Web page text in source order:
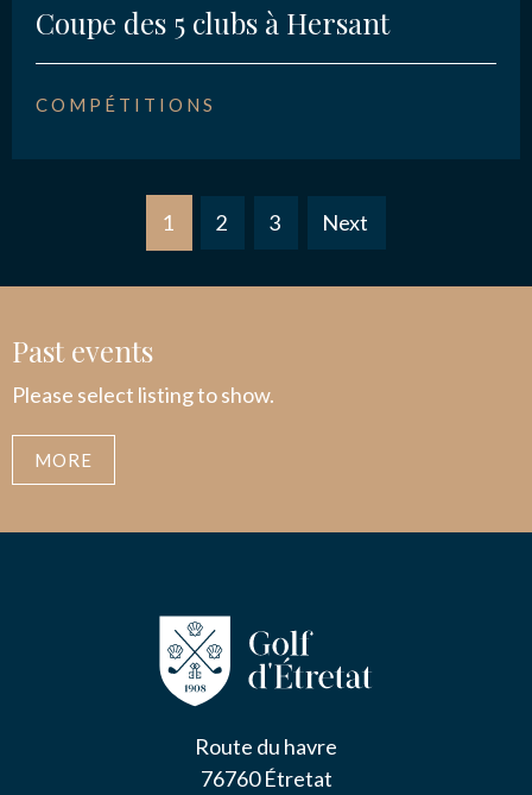
Coupe des 5 clubs à Hersant
COMPÉTITIONS
1 2 3 Next
Past events
Please select listing to show.
MORE
Route du havre
76760 Étretat